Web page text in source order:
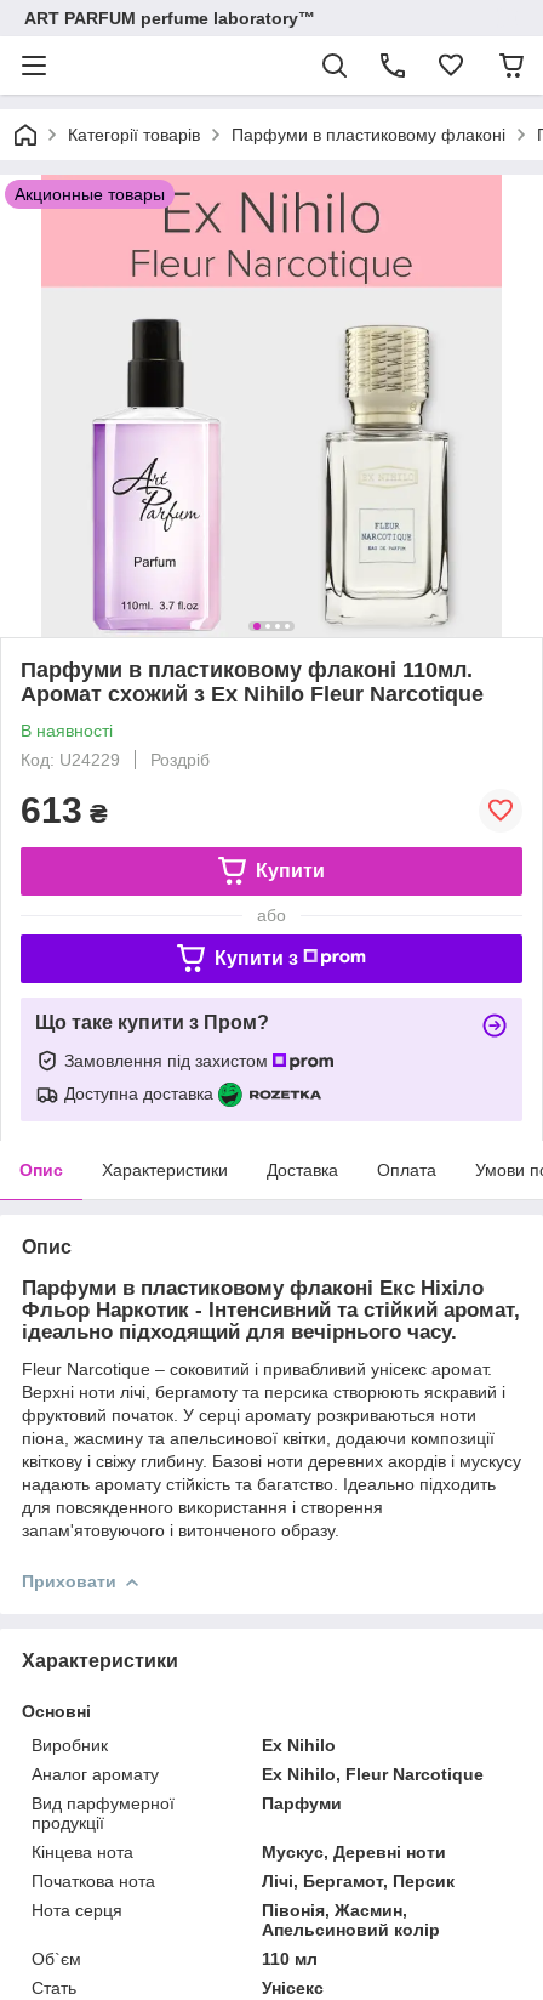
ART PARFUM perfume laboratory™
Категорії товарів Парфуми в пластиковому флаконі
Акционные товары
Парфуми в пластиковому флаконі 110мл.
Аромат схожий з Ex Nihilo Fleur Narcotique
В наявності
Код: U24229
Роздріб
613 ₴
Купити
або
Купити з
Що таке купити з Пром?
Замовлення під захистом
Доступна доставка
Опис Характеристики Доставка Оплата Умови
Опис
Парфуми в пластиковому флаконі Екс Ніхіло
Фльор Наркотик - Інтенсивний та стійкий аромат,
ідеально підходящий для вечірнього часу.
Fleur Narcotique – соковитий і привабливий унісекс аромат.
Верхні ноти лічі, бергамоту та персика створюють яскравий і
фруктовий початок. У серці аромату розкриваються ноти
піона, жасмину та апельсинової квітки, додаючи композиції
квіткову і свіжу глибину. Базові ноти деревних акордів і мускусу
надають аромату стійкість та багатство. Ідеально підходить
для повсякденного використання і створення
запам'ятовуючого і витонченого образу.
Приховати
Характеристики
Основні
Виробник
Ex Nihilo
Аналог аромату
Ex Nihilo, Fleur Narcotique
Вид парфумерної
продукції
Парфуми
Кінцева нота
Мускус, Деревні ноти
Початкова нота
Лічі, Бергамот, Персик
Нота серця
Півонія, Жасмин,
Апельсиновий колір
Об`єм
110 мл
Стать
Унісекс